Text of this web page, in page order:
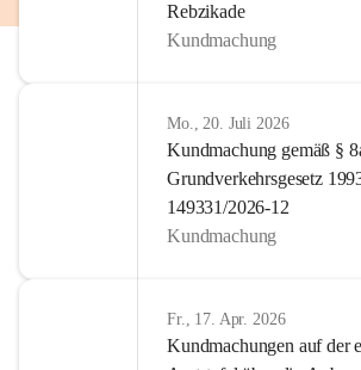
Rebzikade
Kundmachung
Mo., 20. Juli 2026
Kundmachung gemäß §
Grundverkehrsgesetz
149331/2026-12
Kundmachung
Fr., 17. Apr. 2026
Kundmachungen auf der